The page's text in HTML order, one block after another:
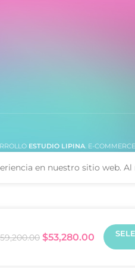
ESTUDIO LIPINA. E-
en nuestro sitio web.
59,200.00 $53,280.00